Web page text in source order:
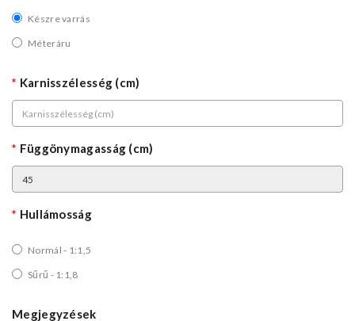
Készre varrás
Méteráru
Karnisszélesség (cm)
Függönymagasság (cm)
Hullámosság
Normál - 1:1,5
Sűrű - 1:1,8
Megjegyzések